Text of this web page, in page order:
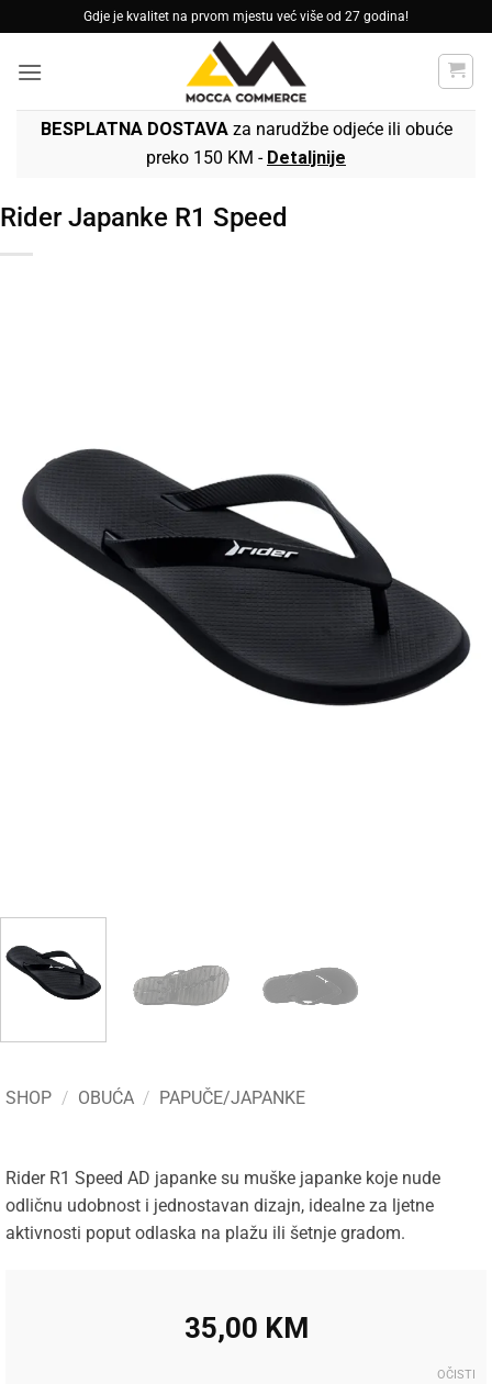
to
content
Gdje je kvalitet na prvom mjestu već više od 27 godina!
BESPLATNA DOSTAVAza narudžbe odjeće ili obuće
preko 150 KM - Detaljnije
Rider Japanke R1 Speed
SHOP / OBUĆA / PAPUČE/JAPANKE
Rider R1 Speed AD japanke su muške japanke koje nude
odličnu udobnost i jednostavan dizajn, idealne za ljetne
aktivnosti poput odlaska na plažu ili šetnje gradom.
35,00 KM
OČISTI